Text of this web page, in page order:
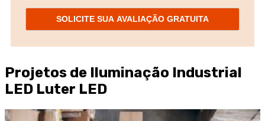
SOLICITE SUA AVALIAÇÃO GRATUITA
Projetos de Iluminação Industrial
LED Luter LED